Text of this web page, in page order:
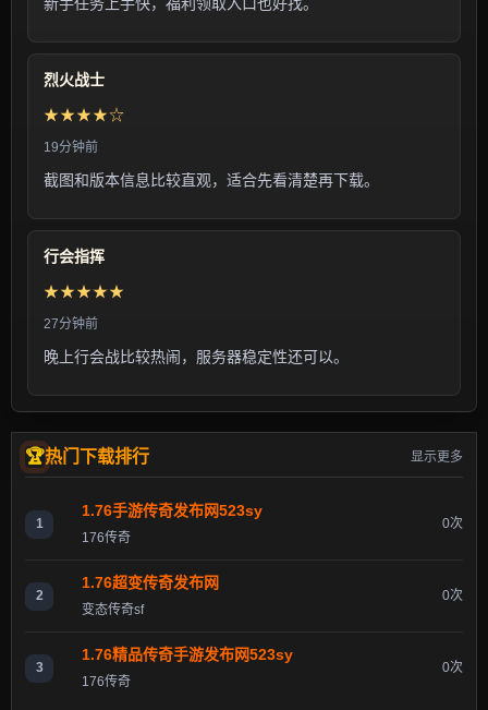
烈火战士
★★★★☆
19分钟前
截图和版本信息比较直观，适合先看清楚再下载。
行会指挥
★★★★★
27分钟前
晚上行会战比较热闹，服务器稳定性还可以。
热门下载排行 显示更多
1
1.76手游传奇发布网523sy
176传奇
0次
2
1.76超变传奇发布网
变态传奇sf
0次
3
1.76精品传奇手游发布网523sy
176传奇
0次